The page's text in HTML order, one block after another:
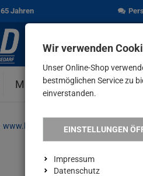
65 Jahren
Marken Aktionen
www.lefeld.de teXXor Wetterschutz-
Wir verwenden
Unser Online-Shop
bestmöglichen Service zu
einverstanden.
EINSTELLUNGEN
Impressum
Datenschutz